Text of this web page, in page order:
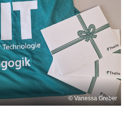
Vanessa Greber